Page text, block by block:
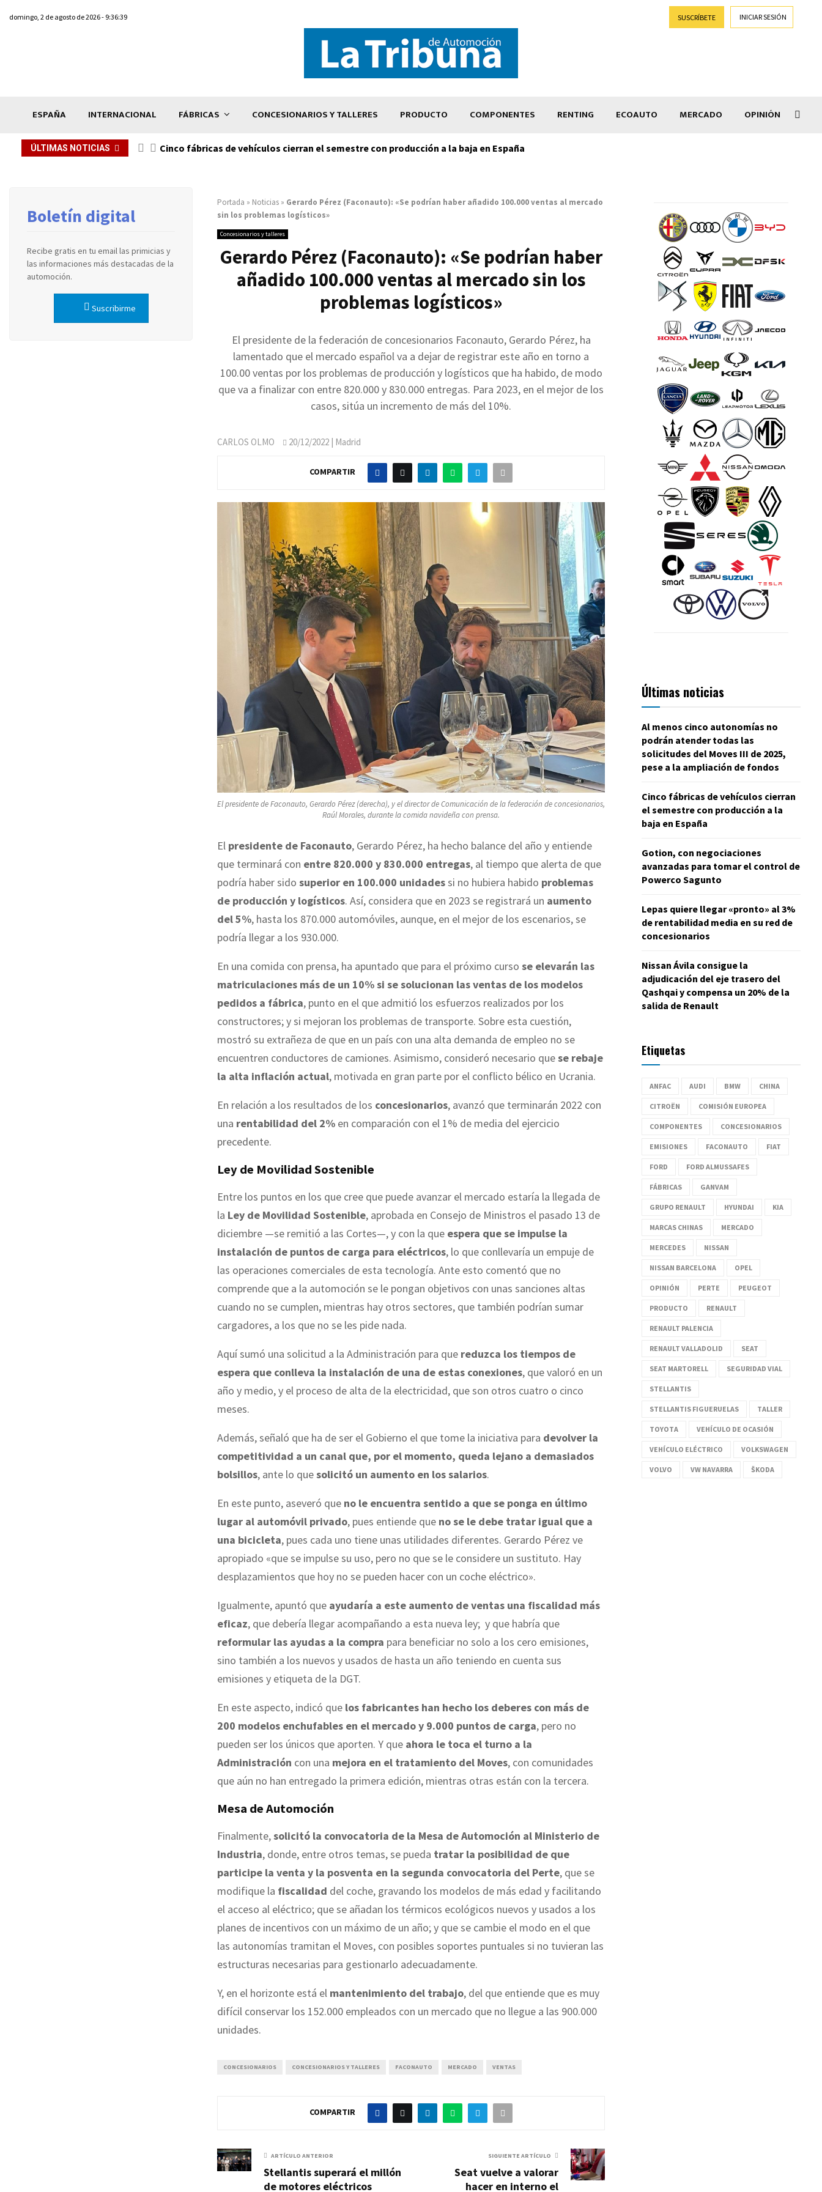
domingo, 2 de agosto de 2026 - 9:36:39 SUSCRÍBETE INICIAR SESIÓN
ESPAÑA INTERNACIONAL FÁBRICAS CONCESIONARIOS Y TALLERES PRODUCTO COMPONENTES RENTING ECOAUTO MERCADO OPINIÓN
ÚLTIMAS NOTICIAS Cinco fábricas de vehículos cierran el semestre con producción a la baja en España
Portada » Noticias » Gerardo Pérez (Faconauto): «Se podrían haber añadido 100.000 ventas al mercado
sin los problemas logísticos»
Concesionarios y talleres
Gerardo Pérez (Faconauto): «Se podrían haber
añadido 100.000 ventas al mercado sin los
problemas logísticos»
El presidente de la federación de concesionarios Faconauto, Gerardo Pérez, ha
lamentado que el mercado español va a dejar de registrar este año en torno a
100.00 ventas por los problemas de producción y logísticos que ha habido, de modo
que va a finalizar con entre 820.000 y 830.000 entregas. Para 2023, en el mejor de los
casos, sitúa un incremento de más del 10%.
CARLOS OLMO 20/12/2022 | Madrid
COMPARTIR
El presidente de Faconauto, Gerardo Pérez (derecha), y el director de Comunicación de la federación de concesionarios,
Raúl Morales, durante la comida navideña con prensa.
El presidente de Faconauto, Gerardo Pérez, ha hecho balance del año y entiende
que terminará con entre 820.000 y 830.000 entregas, al tiempo que alerta de que
podría haber sido superior en 100.000 unidadessi no hubiera habido problemas
de producción y logísticos. Así, considera que en 2023 se registrará un aumento
del 5%, hasta los 870.000 automóviles, aunque, en el mejor de los escenarios, se
podría llegar a los 930.000.
En una comida con prensa, ha apuntado que para el próximo curso se elevarán las
matriculaciones más de un 10% si se solucionan las ventas de los modelos
pedidos a fábrica, punto en el que admitió los esfuerzos realizados por los
constructores; y si mejoran los problemas de transporte. Sobre esta cuestión,
mostró su extrañeza de que en un país con una alta demanda de empleo no se
encuentren conductores de camiones. Asimismo, consideró necesario quese rebaje
la alta inflación actual, motivada en gran parte por el conflicto bélico en Ucrania.
En relación a los resultados de los concesionarios, avanzó que terminarán 2022 con
una rentabilidad del 2% en comparación con el 1% de media del ejercicio
precedente.
Ley de Movilidad Sostenible
Entre los puntos en los que cree que puede avanzar el mercado estaría la llegada de
la Ley de Movilidad Sostenible, aprobada en Consejo de Ministros el pasado 13 de
diciembre —se remitió a las Cortes—, y con la que espera que se impulse la
instalación de puntos de carga para eléctricos, lo que conllevaría un empuje de
las operaciones comerciales de esta tecnología. Ante esto comentó que no
comprende que a la automoción se le pongan objetivos con unas sanciones altas
cuando no se cumplen, mientras hay otros sectores, que también podrían sumar
cargadores, a los que no se les pide nada.
Aquí sumó una solicitud a la Administración para que reduzca los tiempos de
espera que conlleva la instalación de una de estas conexiones, que valoró en un
año y medio, y el proceso de alta de la electricidad, que son otros cuatro o cinco
meses.
Además, señaló que ha de ser el Gobierno el que tome la iniciativa para devolver la
competitividad a un canal que, por el momento, queda lejano a demasiados
bolsillos, ante lo quesolicitó un aumento en los salarios.
En este punto, aseveró que no le encuentra sentido a que se ponga en último
lugar al automóvil privado, pues entiende que no se le debe tratar igual que a
una bicicleta, pues cada uno tiene unas utilidades diferentes. Gerardo Pérez ve
apropiado «que se impulse su uso, pero no que se le considere un sustituto. Hay
desplazamientos que hoy no se pueden hacer con un coche eléctrico».
Igualmente, apuntó que ayudaría a este aumento de ventas una fiscalidad más
eficaz, que debería llegar acompañando a esta nueva ley; y que habría que
reformular las ayudas a la compra para beneficiar no solo a los cero emisiones,
sino también a los nuevos y usados de hasta un año teniendo en cuenta sus
emisiones y etiqueta de la DGT.
En este aspecto, indicó que los fabricantes han hecho los deberes con más de
200 modelos enchufables en el mercado y 9.000 puntos de carga, pero no
pueden ser los únicos que aporten. Y que ahora le toca el turno a la
Administración con una mejora en el tratamiento del Moves, con comunidades
que aún no han entregado la primera edición, mientras otras están con la tercera.
Mesa de Automoción
Finalmente,solicitó la convocatoria de la Mesa de Automoción al Ministerio de
Industria, donde, entre otros temas, se pueda tratar la posibilidad de que
participe la venta y la posventa en la segunda convocatoria del Perte, que se
modifique la fiscalidad del coche, gravando los modelos de más edad y facilitando
el acceso al eléctrico; que se añadan los térmicos ecológicos nuevos y usados a los
planes de incentivos con un máximo de un año; y que se cambie el modo en el que
las autonomías tramitan el Moves, con posibles soportes puntuales si no tuvieran las
estructuras necesarias para gestionarlo adecuadamente.
Y, en el horizonte está el mantenimiento del trabajo, del que entiende que es muy
difícil conservar los 152.000 empleados con un mercado que no llegue a las 900.000
unidades.
CONCESIONARIOS CONCESIONARIOS Y TALLERES FACONAUTO MERCADO VENTAS
COMPARTIR
ARTÍCULO ANTERIOR
Stellantis superará el millón
de motores eléctricos
SIGUIENTE ARTÍCULO
Seat vuelve a valorar
hacer en interno el
Boletín digital
Recibe gratis en tu email las primicias y
las informaciones más destacadas de la
automoción.
Suscribirme
Últimas noticias
Al menos cinco autonomías no
podrán atender todas las
solicitudes del Moves III de 2025,
pese a la ampliación de fondos
Cinco fábricas de vehículos cierran
el semestre con producción a la
baja en España
Gotion, con negociaciones
avanzadas para tomar el control de
Powerco Sagunto
Lepas quiere llegar «pronto» al 3%
de rentabilidad media en su red de
concesionarios
Nissan Ávila consigue la
adjudicación del eje trasero del
Qashqai y compensa un 20% de la
salida de Renault
Etiquetas
ANFAC AUDI BMW CHINA
CITROËN COMISIÓN EUROPEA
COMPONENTES CONCESIONARIOS
EMISIONES FACONAUTO FIAT
FORD FORD ALMUSSAFES
FÁBRICAS GANVAM
GRUPO RENAULT HYUNDAI KIA
MARCAS CHINAS MERCADO
MERCEDES NISSAN
NISSAN BARCELONA OPEL
OPINIÓN PERTE PEUGEOT
PRODUCTO RENAULT
RENAULT PALENCIA
RENAULT VALLADOLID SEAT
SEAT MARTORELL SEGURIDAD VIAL
STELLANTIS
STELLANTIS FIGUERUELAS TALLER
TOYOTA VEHÍCULO DE OCASIÓN
VEHÍCULO ELÉCTRICO VOLKSWAGEN
VOLVO VW NAVARRA ŠKODA